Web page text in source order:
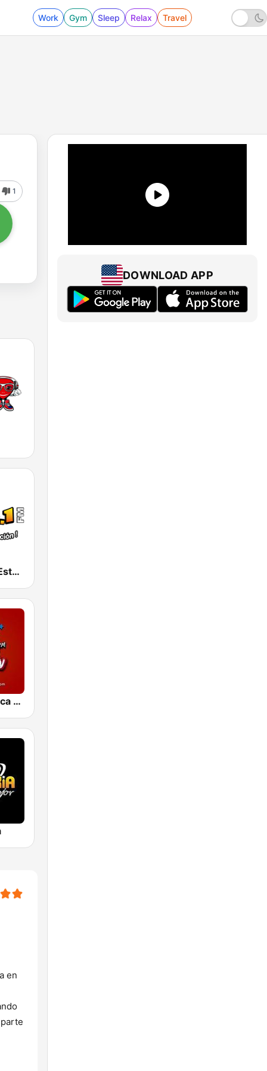
Work Gym Sleep Relax Travel
1
La Suprema Estacion 96.1 FM
La Nueva Unica 94.5 FM
en
DOWNLOAD APP